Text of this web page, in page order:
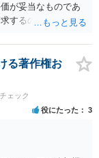
が妥当なものであ
するのが良いと考
でご留意ください
初の」との限定が
評価書を予定して
る著作権お
ェック
役にたった 3